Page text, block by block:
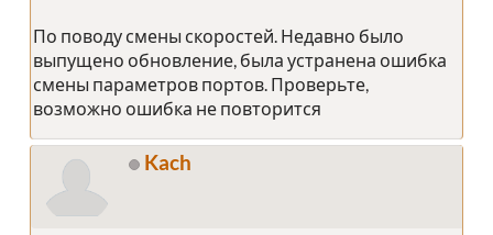
По поводу смены скоростей. Недавно было
выпущено обновление, была устранена ошибка
смены параметров портов. Проверьте,
возможно ошибка не повторится
Kach